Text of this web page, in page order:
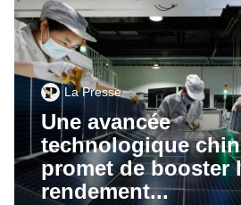
La Presse
Une avancée
technologique
promet de booster
rendement...